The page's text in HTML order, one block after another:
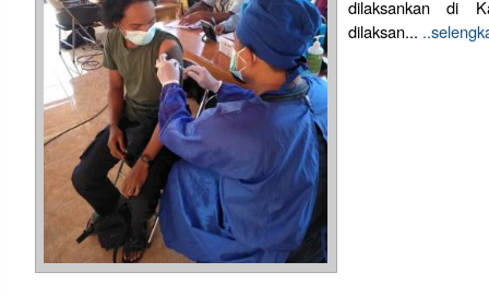
dilaksankan di
dilaksan...